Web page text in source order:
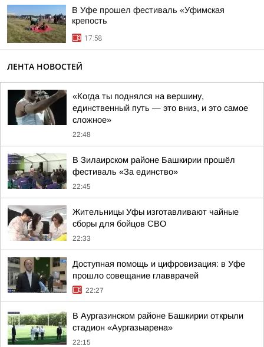
В Уфе прошел фестиваль «Уфимская
крепость
17:58
ЛЕНТА НОВОСТЕЙ
«Когда ты поднялся на вершину,
единственный путь — это вниз, и это самое
сложное»
22:48
В Зилаирском районе Башкирии прошёл
фестиваль «За единство»
22:45
Жительницы Уфы изготавливают чайные
сборы для бойцов СВО
22:33
Доступная помощь и цифровизация: в Уфе
прошло совещание главврачей
22:27
В Аургазинском районе Башкирии открыли
стадион «Аургазыарена»
22:15